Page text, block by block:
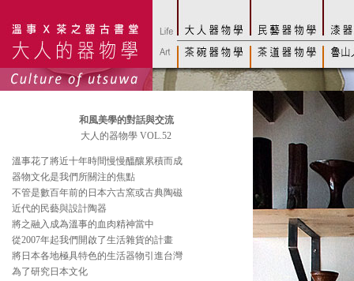
和風美學的對話與交流
大人的器物學 VOL.52
溫事花了將近十年時間慢慢醞釀累積而成
器物文化是我們所關注的焦點
不管是數百年前的日本六古窯或古典陶磁
近代的民藝與設計陶器
將之融入成為溫事的血肉精神當中
從2007年起我們開啟了生活雜貨的計畫
將日本各地極具特色的生活器物引進台灣
為了研究日本文化